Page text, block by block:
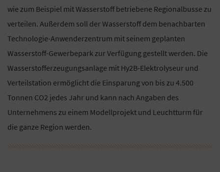
wie zum Beispiel mit Wasserstoff betriebene Regionalbusse zu
verteilen. Außerdem soll der Wasserstoff dem benachbarten
Technologie-Anwenderzentrum mit seinem geplanten
Wasserstoff-Gewerbepark zur Verfügung gestellt werden. Die
Wasserstofferzeugungsanlage mit Hy2B-Elektrolyseur und
Verteilstation ermöglicht die Einsparung von bis zu 4.500
Tonnen CO2 jedes Jahr und kann nach Angaben des
Unternehmens zu einem Modellprojekt und Leuchtturm für
die ganze Region werden.